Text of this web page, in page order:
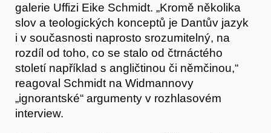
Články
galerie Uffizi Eike Schmidt. „Kromě několika
slov a teologických konceptů je Dantův jazyk
i v současnosti naprosto srozumitelný, na
rozdíl od toho, co se stalo od čtrnáctého
století například s angličtinou či němčinou,“
reagoval Schmidt na Widmannovy
„ignorantské“ argumenty v rozhlasovém
interview.